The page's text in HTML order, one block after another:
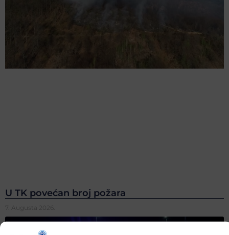
U TK povećan broj požara
7. Augusta 2026.